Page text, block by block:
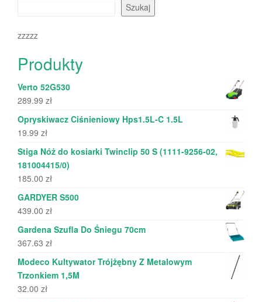
Szukaj
zzzzz
Produkty
Verto 52G530
289.99 zł
Opryskiwacz Ciśnieniowy Hps1.5L-C 1.5L
19.99 zł
Stiga Nóż do kosiarki Twinclip 50 S (1111-9256-02,
181004415/0)
185.00 zł
GARDYER S500
439.00 zł
Gardena Szufla Do Śniegu 70cm
367.63 zł
Modeco Kultywator Trójżębny Z Metalowym
Trzonkiem 1,5M
32.00 zł